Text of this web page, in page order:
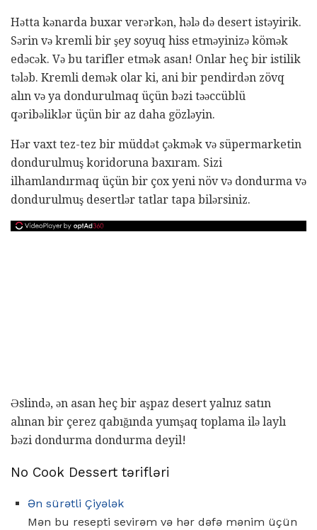
Hətta kənarda buxar verərkən, hələ də desert istəyirik.
Sərin və kremli bir şey soyuq hiss etməyinizə kömək
edəcək. Və bu tarifler etmək asan! Onlar heç bir istilik
tələb. Kremli demək olar ki, ani bir pendirdən zövq
alın və ya dondurulmaq üçün bəzi təəccüblü
qəribəliklər üçün bir az daha gözləyin.
Hər vaxt tez-tez bir müddət çəkmək və süpermarketin
dondurulmuş koridoruna baxıram. Sizi
ilhamlandırmaq üçün bir çox yeni növ və dondurma və
dondurulmuş desertlər tatlar tapa bilərsiniz.
Əslində, ən asan heç bir aşpaz desert yalnız satın
alınan bir çerez qabığında yumşaq toplama ilə laylı
bəzi dondurma dondurma deyil!
No Cook Dessert tərifləri
Ən sürətli Çiyələk
Mən bu resepti sevirəm və hər dəfə mənim üçün